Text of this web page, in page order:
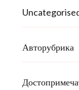
Авторубрика